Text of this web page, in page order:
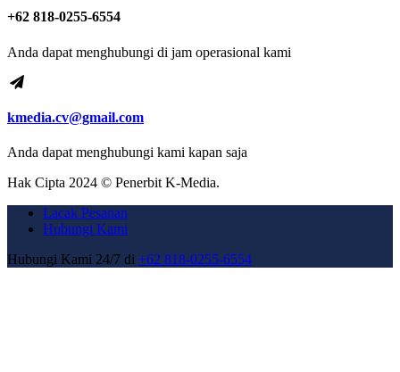
+62 818-0255-6554
Anda dapat menghubungi di jam operasional kami
kmedia.cv@gmail.com
Anda dapat menghubungi kami kapan saja
Hak Cipta 2024 © Penerbit K-Media.
Lacak Pesanan
Hubungi Kami
Hubungi Kami 24/7 di +62 818-0255-6554